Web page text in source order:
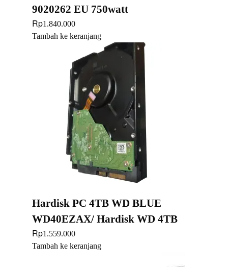
9020262 EU 750watt
Rp1.840.000
Tambah ke keranjang
Hardisk PC 4TB WD BLUE
WD40EZAX/ Hardisk WD 4TB
Rp1.559.000
Tambah ke keranjang